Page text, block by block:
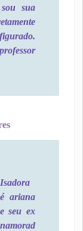
sua
Isadora
é ariana
e seu ex
namorad